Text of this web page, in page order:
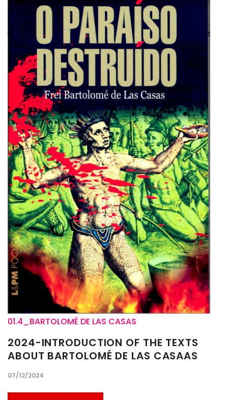
01.4_BARTOLOMÉ DE LAS CASAS
2024-INTRODUCTION OF THE TEXTS
ABOUT BARTOLOMÉ DE LAS CASAAS
07/12/2024